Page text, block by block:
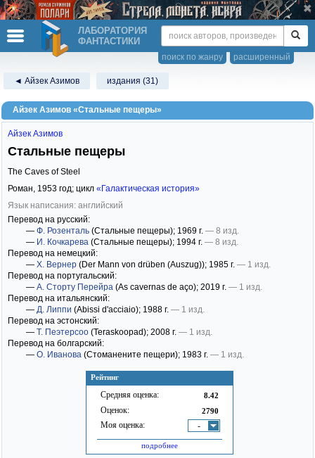
ЛАБОРАТОРИЯ
ФАНТАСТИКИ
расширенный
поиск по жанру
◄ Айзек Азимов издания (31)
Айзек Азимов «Стальные пещеры»
Рейтинг
Средняя оценка: 8.42
Оценок: 2790
Моя оценка: -
подробнее
Айзек Азимов
Стальные пещеры
The Caves of Steel
Роман, 1953 год; цикл «Галактическая история»
Язык написания: английский
Перевод на русский:
— Ф. Розенталь (Стальные пещеры); 1969 г. — 8 изд.
— И. Кочкарева (Стальные пещеры); 1994 г. — 8 изд.
Перевод на немецкий:
— Х. Вернер (Der Mann von drüben (Auszug)); 1985 г. — 1 изд.
Перевод на португальский:
— А. Сторту Перейра (As cavernas de aço); 2019 г. — 1 изд.
Перевод на итальянский:
— Д. Липпи (Abissi d'acciaio); 1988 г. — 1 изд.
Перевод на эстонский:
— Т. Пеэтерсоо (Teraskoopad); 2008 г. — 1 изд.
Перевод на болгарский:
— О. Иванова (Стоманените пещери); 1983 г. — 1 изд.